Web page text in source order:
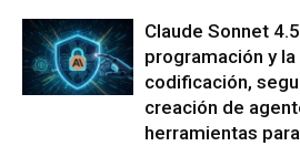
Claude Sonnet
programación y
codificación,
creación de
herramientas